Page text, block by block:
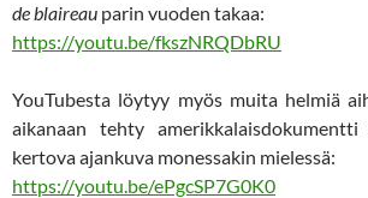
de blaireau parin vuoden takaa:
https://youtu.be/fkszNRQDbRU
YouTubesta löytyy myös muita helmiä
aikanaan tehty
kertova ajankuva monessakin mielessä:
https://youtu.be/ePgcSP7G0K0